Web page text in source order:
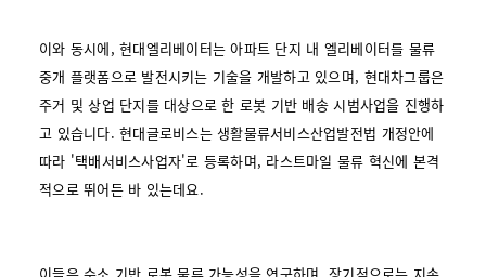
이와 동시에, 현대엘리베이터는 아파트 단지 내 엘리베이터를 물류
중개 플랫폼으로 발전시키는 기술을 개발하고 있으며, 현대차그룹은
주거 및 상업 단지를 대상으로 한 로봇 기반 배송 시범사업을 진행하
고 있습니다. 현대글로비스는 생활물류서비스산업발전법 개정안에
따라 '택배서비스사업자'로 등록하며, 라스트마일 물류 혁신에 본격
적으로 뛰어든 바 있는데요.